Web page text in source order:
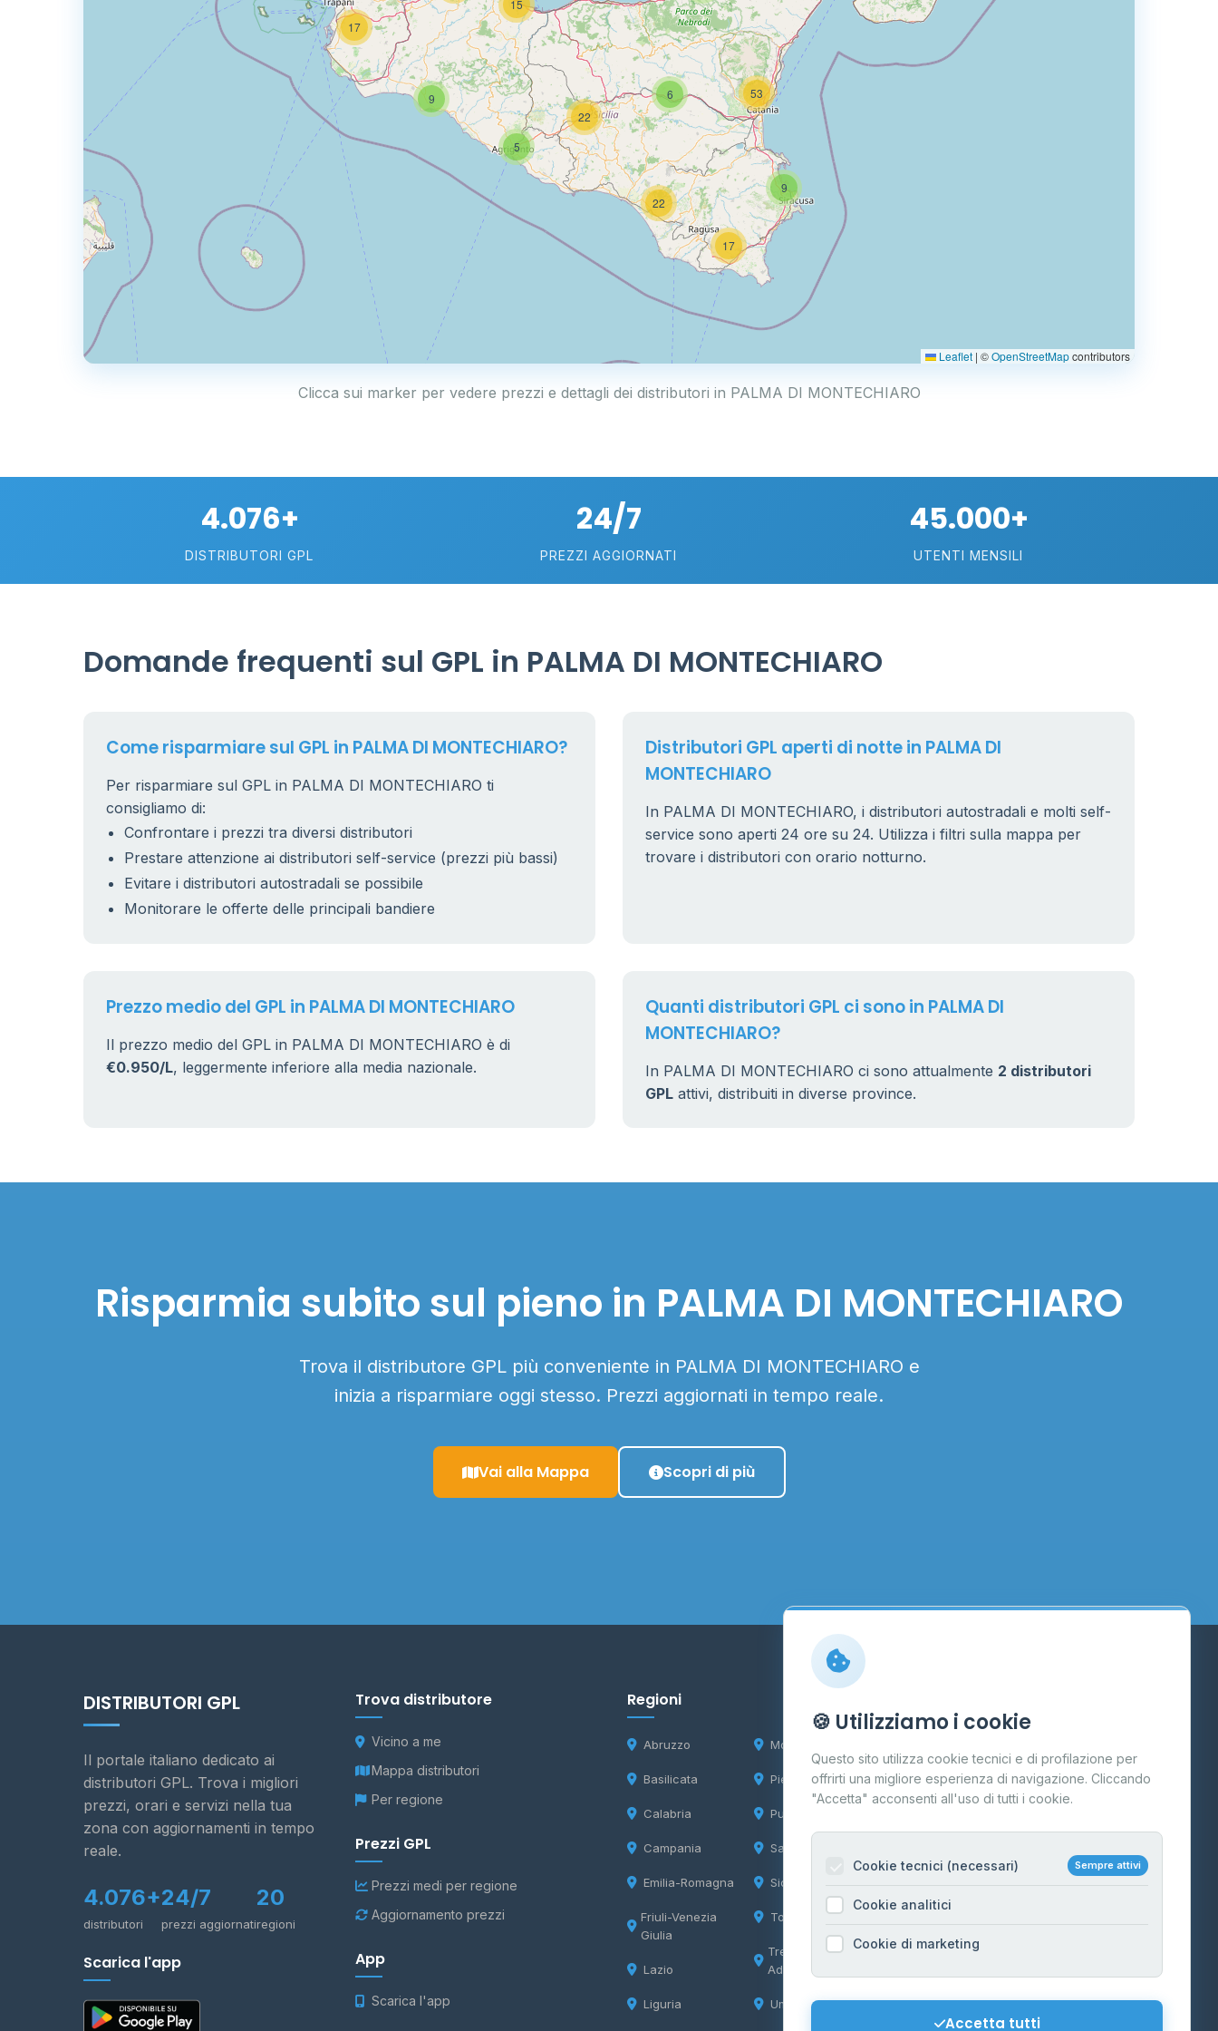
9
6 53
17
15
5
9
17
22
22
Leaflet | ©OpenStreetMapcontributors
Clicca sui marker per vedere prezzi e dettagli dei distributori in PALMA DI MONTECHIARO
4.076+
DISTRIBUTORI GPL
24/7
PREZZI AGGIORNATI
45.000+
UTENTI MENSILI
Domande frequenti sul GPL in PALMA DI MONTECHIARO
Come risparmiare sul GPL in PALMA DI MONTECHIARO?
Per risparmiare sul GPL in PALMA DI MONTECHIARO ti
consigliamo di:
Confrontare i prezzi tra diversi distributori
Prestare attenzione ai distributori self-service (prezzi più bassi)
Evitare i distributori autostradali se possibile
Monitorare le offerte delle principali bandiere
Distributori GPL aperti di notte in PALMA DI
MONTECHIARO
In PALMA DI MONTECHIARO, i distributori autostradali e molti self-
service sono aperti 24 ore su 24. Utilizza i filtri sulla mappa per
trovare i distributori con orario notturno.
Prezzo medio del GPL in PALMA DI MONTECHIARO
Il prezzo medio del GPL in PALMA DI MONTECHIARO è di
€0.950/L, leggermente inferiore alla media nazionale.
Quanti distributori GPL ci sono in PALMA DI
MONTECHIARO?
In PALMA DI MONTECHIARO ci sono attualmente 2 distributori
GPL attivi, distribuiti in diverse province.
Risparmia subito sul pieno in PALMA DI MONTECHIARO
Trova il distributore GPL più conveniente in PALMA DI MONTECHIARO e
inizia a risparmiare oggi stesso. Prezzi aggiornati in tempo reale.
Vai alla Mappa Scopri di più
DISTRIBUTORI GPL
Il portale italiano dedicato ai
distributori GPL. Trova i migliori
prezzi, orari e servizi nella tua
zona con aggiornamenti in tempo
reale.
4.076+
distributori
24/7
prezzi aggiornati
20
regioni
Scarica l'app
Trova distributore
Vicino a me
Mappa distributori
Per regione
Prezzi GPL
Prezzi medi per regione
Aggiornamento prezzi
App
Scarica l'app
Regioni
Abruzzo
Basilicata
Calabria
Campania
Emilia-Romagna
Friuli-Venezia
Giulia
Lazio
Liguria
Molise
Piemonte
Puglia
Sardegna
Sicilia
Toscana
Trentino-Alto
Adige
Umbria
Contatti
Per gestori
Informazioni legali
Privacy Policy
Cookie Policy
Mappa del sito
🍪 Utilizziamo i cookie
Questo sito utilizza cookie tecnici e di profilazione per
offrirti una migliore esperienza di navigazione. Cliccando
"Accetta" acconsenti all'uso di tutti i cookie.
Cookie tecnici (necessari) Sempre attivi
Cookie analitici
Cookie di marketing
Accetta tutti